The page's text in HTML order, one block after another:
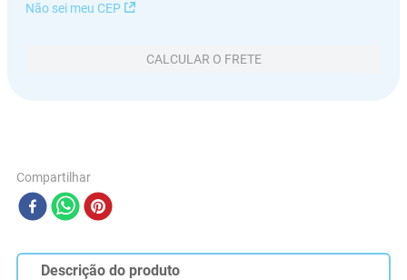
Não sei meu CEP
CALCULAR O FRETE
Compartilhar
Descrição do produto